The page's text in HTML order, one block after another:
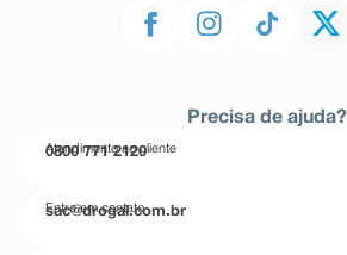
Precisa de ajuda?
Atendimento ao cliente
0800 771 2120
Entre em contato
sac@drogal.com.br